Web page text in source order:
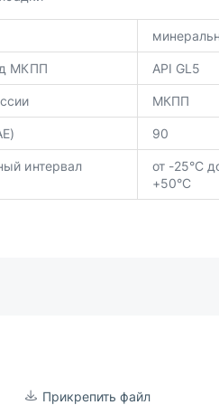
МКПП API GL5
МКПП
90
интервал
от -25°C
+50°C
Прикрепить файл